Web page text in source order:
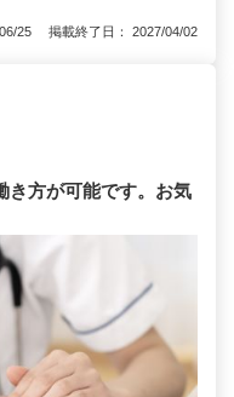
25 掲載終了日： 2027/04/02
方が可能です。お気